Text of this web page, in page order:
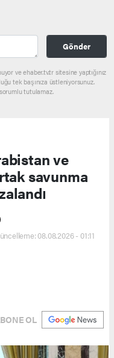
Gönder
ve ehaber.tv.tr sitesine yaptığınız
tek başınıza üstleniyorsunuz.
tutulamaz.
ve
savunma
08.08.2026 - 01:11
OL